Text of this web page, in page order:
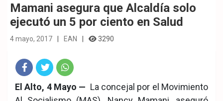
Mamani asegura que Alcaldía solo
ejecutó un 5 por ciento en Salud
4 mayo, 2017 EAN 3290
Fac
Twit Wha
El Alto, 4 Mayo — La concejal por el Movimiento